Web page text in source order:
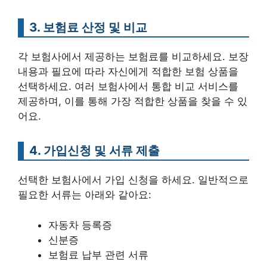
3. 보험료 산정 및 비교
각 보험사에서 제공하는 보험료를 비교하세요. 보장
내용과 필요에 따라 자신에게 적합한 보험 상품을
선택하세요. 여러 보험사에서 통합 비교 서비스를
제공하며, 이를 통해 가장 적합한 상품을 찾을 수 있
어요.
4. 가입신청 및 서류 제출
선택한 보험사에서 가입 신청을 하세요. 일반적으로
필요한 서류는 아래와 같아요:
자동차 등록증
신분증
보험료 납부 관련 서류